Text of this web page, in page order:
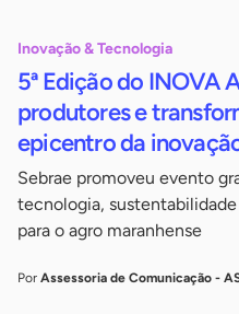
Inovação & Tecnologia
5ª Edição do INOVA
produtores e
epicentro da
Sebrae promoveu evento
tecnologia,
para o agro maranhense
Por Assessoria de Comunicação -